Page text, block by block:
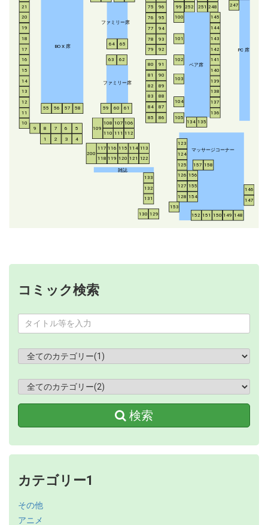
BO X 席
ファミリー席
ファミリー席
ペア席
PC 席
マッサージコーナー
雑誌
1 2 3 4
5
6
7
8
9
10
11
12
13
14
15
16
17
18
19
20
21
55 56 57 58 59 60 61
62
63
64 65
75
76
77
78
79
80
81
82
83
84
85 86
87
88
89
90
91
92
93
94
95
96
99
100
101
102
103
104
105
106
107
108
109
110 111 112
113
114
115
116
117
118 119 120 121 122
123
124
125
126
127
128
129
130
131
132
133
134 135
136
137
138
139
140
141
142
143
144
145
146
147
148
149
150
151
152
153
154
155
156
157 158
200
247
248
251
252
コミック検索
検索
カテゴリー1
その他
アニメ